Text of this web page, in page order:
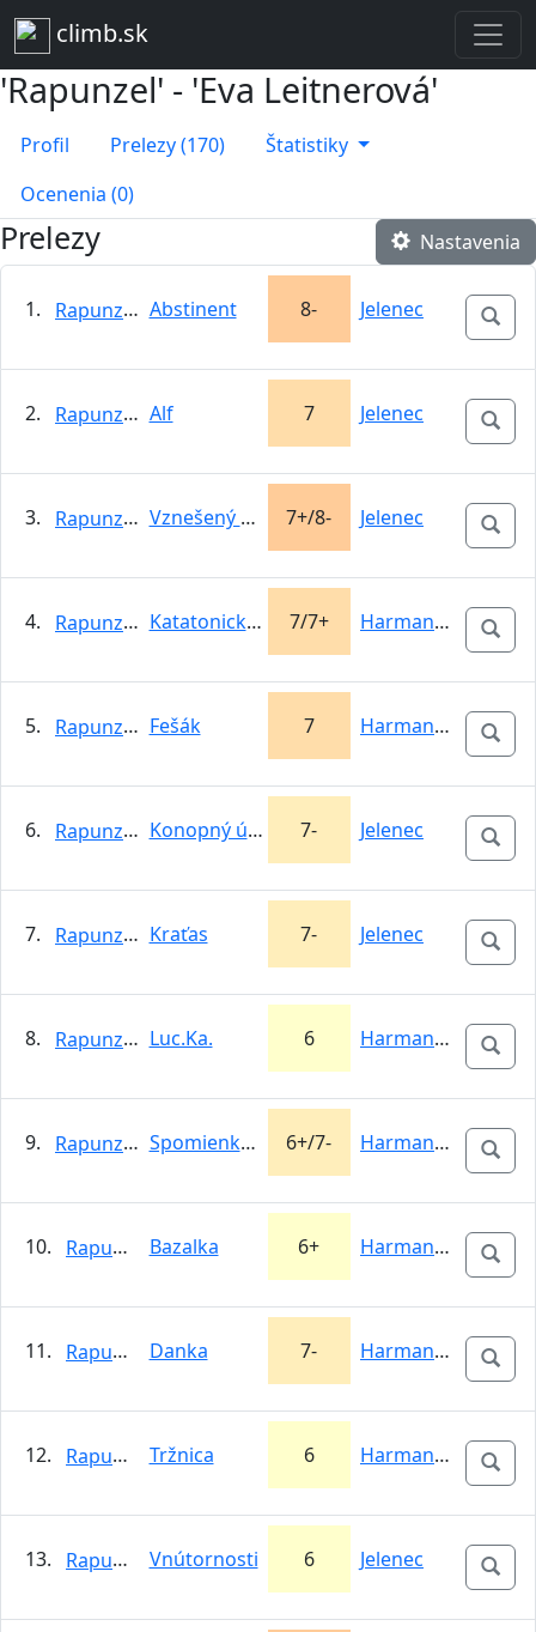
climb.sk
'Rapunzel' - 'Eva Leitnerová'
Profil Prelezy (170)
Štatistiky
Ocenenia (0)
Prelezy Nastavenia
1. Rapunzel Abstinent 8- Jelenec
2. Rapunzel Alf 7 Jelenec
3. Rapunzel Vznešený starý pstruh 7+/8- Jelenec
4. Rapunzel Katatonický úškrn 7/7+ Harmanecká…
5. Rapunzel Fešák 7 Harmanecká…
6. Rapunzel Konopný úsmev 7- Jelenec
7. Rapunzel Kraťas 7- Jelenec
8. Rapunzel Luc.Ka. 6 Harmanecká…
9. Rapunzel Spomienka na Eiger 6+/7- Harmanecká…
10. Rapunzel Bazalka 6+ Harmanecká…
11. Rapunzel Danka 7- Harmanecká…
12. Rapunzel Tržnica 6 Harmanecká…
13. Rapunzel Vnútornosti 6 Jelenec